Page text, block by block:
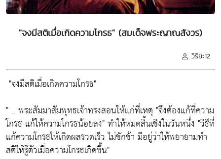
"จงมีสติเมื่อเกิดความโกรธ" (สมเด็จพระญาณสังวร)
วิริยะ12
"จงมีสติเมื่อเกิดความโกรธ"
" .. พระสัมมาสัมพุทธเจ้าทรงสอนให้แก่ที่เหตุ "จึงต้องแก้ที่ความ
โกรธ แก้ให้ความโกรธน้อยลง"ทำให้หมดสิ้นเชิงในวันหนึ่ง "วิธีที่
แก้ความโกรธให้เกิดผลรวดเร็ว ไม่ชักช้า มีอยู่ว่าให้พยายามทำ
สติให้รู้ตัวเมื่อความโกรธเกิดขึ้น"